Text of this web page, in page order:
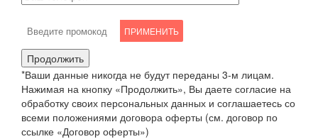
ПРИМЕНИТЬ
*Ваши данные никогда не будут переданы 3-м лицам.
Нажимая на кнопку «Продолжить», Вы даете согласие на
обработку своих персональных данных и соглашаетесь со
всеми положениями договора оферты (см. договор по
ссылке «Договор оферты»)